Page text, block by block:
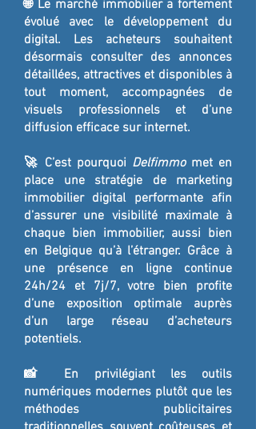
🌐 Le marché immobilier a fortement
évolué avec le développement du
digital. Les acheteurs souhaitent
désormais consulter des annonces
détaillées, attractives et disponibles à
tout moment, accompagnées de
visuels professionnels et d’une
diffusion efficace sur internet.
🚀 C’est pourquoi Delfimmo met en
place une stratégie de marketing
immobilier digital performante afin
d’assurer une visibilité maximale à
chaque bien immobilier, aussi bien
en Belgique qu’à l’étranger. Grâce à
une présence en ligne continue
24h/24 et 7j/7, votre bien profite
d’une exposition optimale auprès
d’un large réseau d’acheteurs
potentiels.
📸 En privilégiant les outils
numériques modernes plutôt que les
méthodes publicitaires